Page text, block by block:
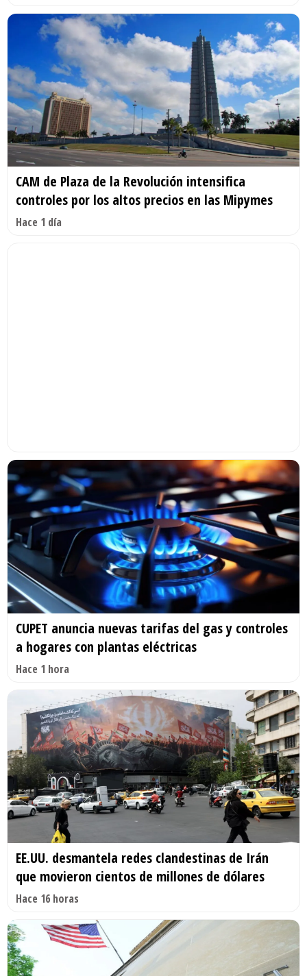
CAM de Plaza de la Revolución intensifica
controles por los altos precios en las Mipymes
Hace 1 día
CUPET anuncia nuevas tarifas del gas y controles
a hogares con plantas eléctricas
Hace 1 hora
EE.UU. desmantela redes clandestinas de Irán
que movieron cientos de millones de dólares
Hace 16 horas